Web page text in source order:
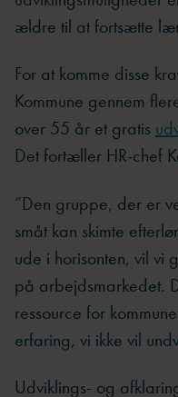
ældre til at fortsætte
For at komme disse
Kommune gennem
over 55 år et gratis
Det fortæller HR-chef
”Den gruppe, der er
småt kan skimte
ude i horisonten, vil vi
på arbejdsmarkedet.
ressource for
erfaring, vi ikke vil
Udviklings- og